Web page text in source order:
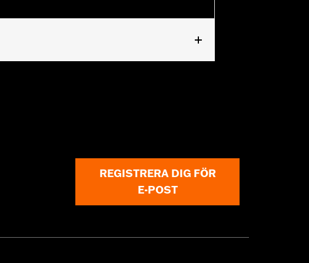
REGISTRERA DIG FÖR
E-POST